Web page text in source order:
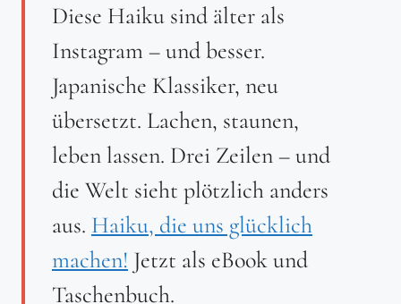
Diese Haiku sind älter als
Instagram – und besser.
Japanische Klassiker, neu
übersetzt. Lachen, staunen,
leben lassen. Drei Zeilen – und
die Welt sieht plötzlich anders
aus. Haiku, die uns glücklich
machen! Jetzt als eBook und
Taschenbuch.